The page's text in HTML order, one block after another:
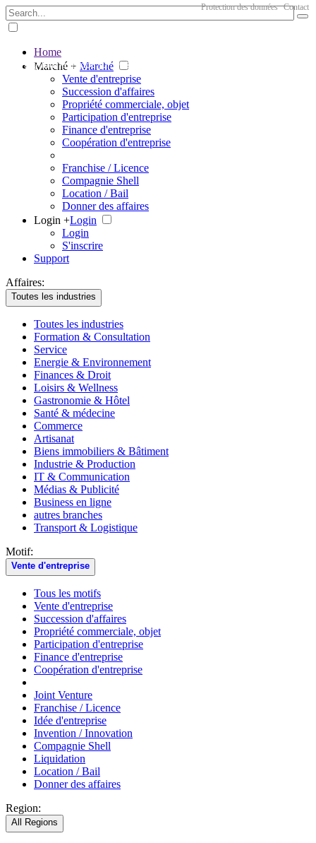
The big marketplace for business
Protection des données Contact
Home
Marché + Marché
Vente d'entreprise
Succession d'affaires
Propriété commerciale, objet
Participation d'entreprise
Finance d'entreprise
Coopération d'entreprise
Franchise / Licence
Compagnie Shell
Location / Bail
Donner des affaires
Login +Login
Login
S'inscrire
Support
Affaires:
Toutes les industries
Toutes les industries
Formation & Consultation
Service
Energie & Environnement
Finances & Droit
Loisirs & Wellness
Gastronomie & Hôtel
Santé & médecine
Commerce
Artisanat
Biens immobiliers & Bâtiment
Industrie & Production
IT & Communication
Médias & Publicité
Business en ligne
autres branches
Transport & Logistique
Motif:
Vente d'entreprise
Tous les motifs
Vente d'entreprise
Succession d'affaires
Propriété commerciale, objet
Participation d'entreprise
Finance d'entreprise
Coopération d'entreprise
Joint Venture
Franchise / Licence
Idée d'entreprise
Invention / Innovation
Compagnie Shell
Liquidation
Location / Bail
Donner des affaires
Region:
All Regions